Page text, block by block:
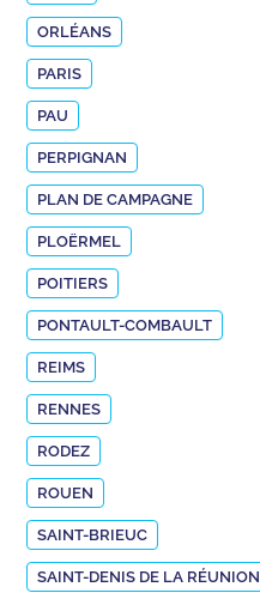
ORLÉANS
PARIS
PAU
PERPIGNAN
PLAN DE CAMPAGNE
PLOËRMEL
POITIERS
PONTAULT-COMBAULT
REIMS
RENNES
RODEZ
ROUEN
SAINT-BRIEUC
SAINT-DENIS DE LA RÉUNION